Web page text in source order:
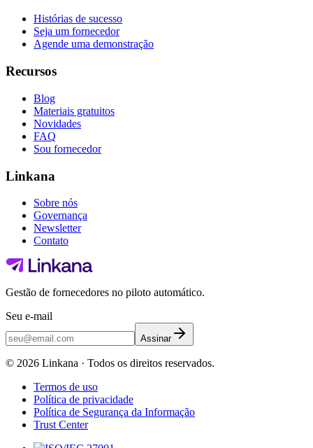
Histórias de sucesso
Seja um fornecedor
Agende uma demonstração
Recursos
Blog
Materiais gratuitos
Novidades
FAQ
Sou fornecedor
Linkana
Sobre nós
Governança
Newsletter
Contato
Gestão de fornecedores no piloto automático.
Seu e-mail
Assinar
© 2026 Linkana · Todos os direitos reservados.
Termos de uso
Política de privacidade
Política de Segurança da Informação
Trust Center